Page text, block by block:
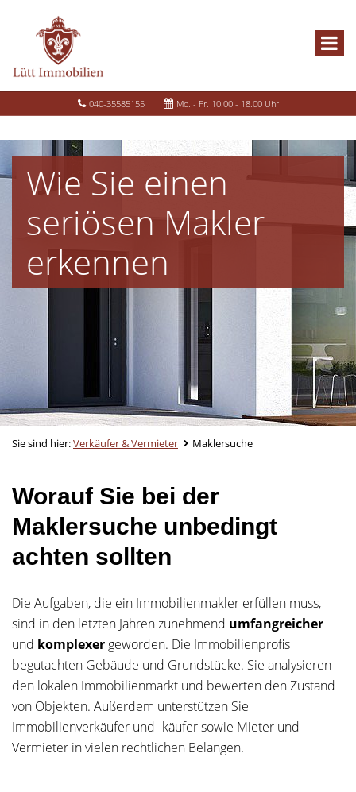
040-35585155 Mo. - Fr. 10.00 - 18.00 Uhr
Wie Sie einen
seriösen Makler
erkennen
Sie sind hier:Verkäufer & Vermieter Maklersuche
Worauf Sie bei der
Maklersuche unbedingt
achten sollten
Die Aufgaben, die ein Immobilienmakler erfüllen muss,
sind in den letzten Jahren zunehmend umfangreicher
und komplexer geworden. Die Immobilienprofis
begutachten Gebäude und Grundstücke. Sie analysieren
den lokalen Immobilienmarkt und bewerten den Zustand
von Objekten. Außerdem unterstützen Sie
Immobilienverkäufer und -käufer sowie Mieter und
Vermieter in vielen rechtlichen Belangen.